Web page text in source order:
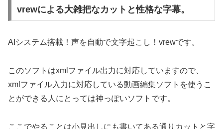
vrewによる大雑把なカットと性格な字幕。
AIシステム搭載！声を自動で文字起こし！vrewです。
このソフトはxmlファイル出力に対応していますので、
xmlファイル入力に対応している動画編集ソフトを使うこ
とができる人にとっては神っぽいソフトです。
ここでやることは小見出しにも書いてある通りカットと字